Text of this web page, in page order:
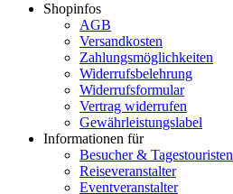
Shopinfos
AGB
Versandkosten
Zahlungsmöglichkeiten
Widerrufsbelehrung
Widerrufsformular
Vertrag widerrufen
Gewährleistungslabel
Informationen für
Besucher & Tagestouristen
Reiseveranstalter
Eventveranstalter